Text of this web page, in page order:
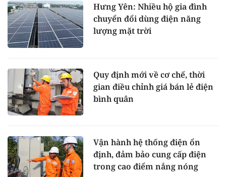
Hưng Yên: Nhiều hộ gia đình
chuyển đổi dùng điện năng
lượng mặt trời
Quy định mới về cơ chế, thời
gian điều chỉnh giá bán lẻ điện
bình quân
Vận hành hệ thống điện ổn
định, đảm bảo cung cấp điện
trong cao điểm nắng nóng